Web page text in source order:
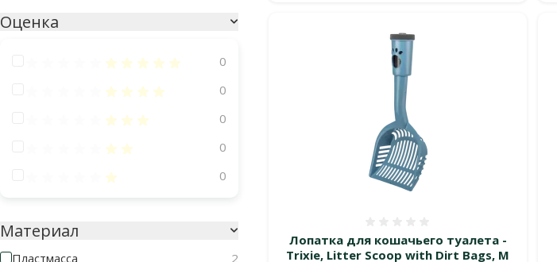
Оценка
Оценка 100%
0
Оценка 80%
0
Оценка 60%
0
Оценка 40%
0
Оценка 20%
0
Материал
Пластмасса 2
Лопатка для кошачьего туалета -
Trixie, Litter Scoop with Dirt Bags, M